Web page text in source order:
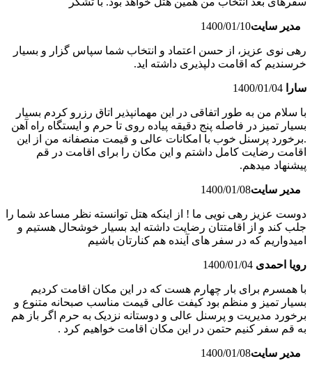
مدیر سایت1400/01/10
رهی نوی عزیز، از حسن اعتماد و انتخاب شما سپاس گزار و بسیار
خرسندیم که اقامت دلپذیری داشته اید.
سارا 1400/01/04
با سلام من به طور اتفاقی در این مهمانپذیر اتاق رزرو کردم بسیار
بسیار تمیز در فاصله پنج دقیقه پیاده روی تا حرم و ایستگاه راه آهن
.برخورد پرسنل خوب با امکانات عالی و قیمت منصفانه من از این
اقامت رضایت کامل داشتم و این مکان را برای اقامت در قم
پیشنهاد میدهم.
مدیر سایت1400/01/08
دوست عزیز رهی نویی ما ! از اینکه هتل توانسته نظر مساعد شما را
جلب کند و از اقامتتان رضایت داشته اید بسیار خوشحال هستیم و
امیدواریم که در سفر های آینده هم کنارتان باشیم
رویا احمدی 1400/01/04
با همسرم برای بار چهارم هست که در این مکان اقامت کردیم
بسیار تمیز و منظم بود کیفت عالی قیمت مناسب صبحانه متنوع و
برخورد مدیریت و پرسنل عالی و دوستانه نزدیک به حرم اگر باز هم
به قم سفر کنیم حتمن در این مکان اقامت خواهیم کرد .
مدیر سایت1400/01/08